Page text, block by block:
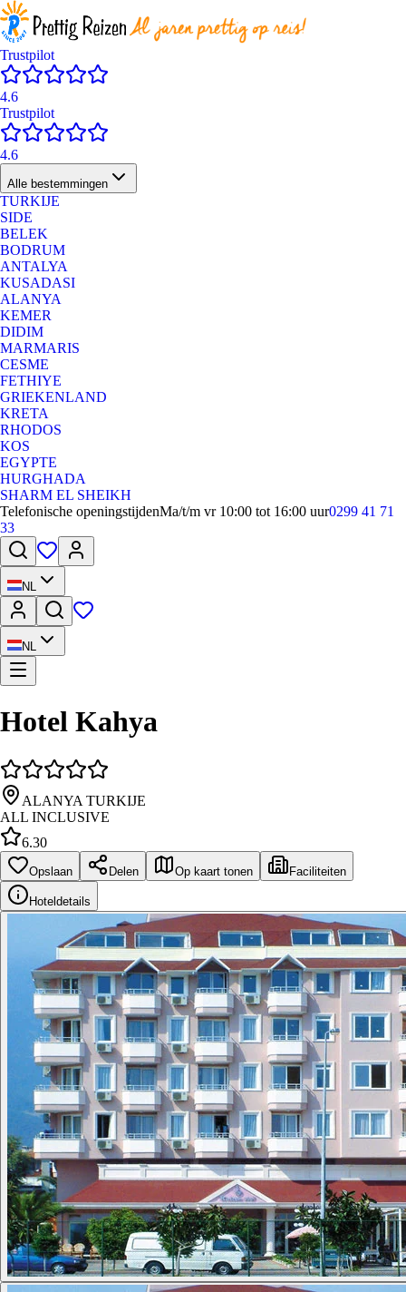
Trustpilot
4.6
Trustpilot
4.6
Alle bestemmingen
TURKIJE
SIDE
BELEK
BODRUM
ANTALYA
KUSADASI
ALANYA
KEMER
DIDIM
MARMARIS
CESME
FETHIYE
GRIEKENLAND
KRETA
RHODOS
KOS
EGYPTE
HURGHADA
SHARM EL SHEIKH
Telefonische openingstijdenMa/t/m vr 10:00 tot 16:00 uur0299 41 71
33
NL
NL
Hotel Kahya
ALANYA TURKIJE
ALL INCLUSIVE
6.30
Opslaan Delen Op kaart tonen Faciliteiten
Hoteldetails